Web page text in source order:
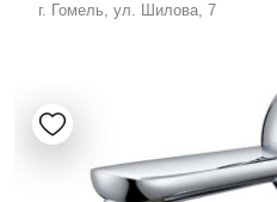
г. Гомель, ул. Шилова, 7